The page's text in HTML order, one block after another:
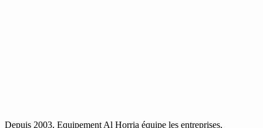
Depuis 2003, Equipement Al Horria équipe les entreprises,